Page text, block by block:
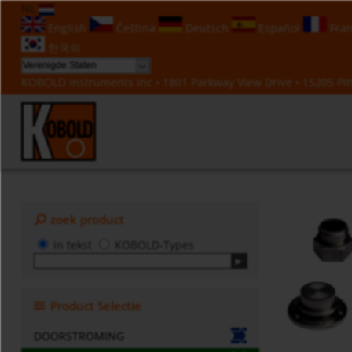
NL
English
Čeština Deutsch Español
한국의
KOBOLD Instruments Inc • 1801 Parkway View Drive • 15205
zoek product
in tekst KOBOLD-Types
Product Selectie
DOORSTROMING